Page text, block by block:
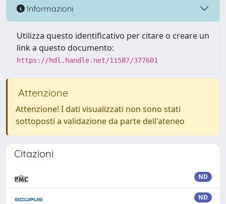
Informazioni
Utilizza questo identificativo per citare o creare un
link a questo documento:
https://hdl.handle.net/11587/377601
Attenzione
Attenzione! I dati visualizzati non sono stati
sottoposti a validazione da parte dell'ateneo
Citazioni
ND
ND